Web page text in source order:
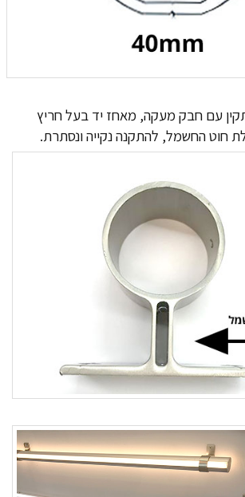
עם חבק מעקה, מאחז יד בעל חריץ
חוט החשמל, להתקנה נקייה ונסתרת.